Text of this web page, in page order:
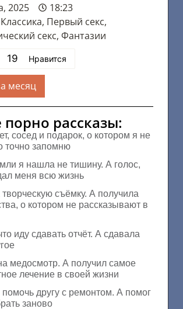
2025
18:23
Классика, Первый секс,
секс, Фантазии
19 Нравится
месяц
порно рассказы:
сосед и подарок, о котором я не
точно запомню
я нашла не тишину. А голос,
меня всю жизнь
съёмку. А получила
о котором не рассказывают в
иду сдавать отчёт. А сдавала
медосмотр. А получил самое
лечение в своей жизни
помочь другу с ремонтом. А помог
заново